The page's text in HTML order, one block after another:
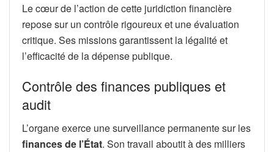
Le cœur de l’action de cette juridiction financière
repose sur un contrôle rigoureux et une évaluation
critique. Ses missions garantissent la légalité et
l’efficacité de la dépense publique.
Contrôle des finances publiques et
audit
L’organe exerce une surveillance permanente sur les
finances de l’État. Son travail aboutit à des milliers